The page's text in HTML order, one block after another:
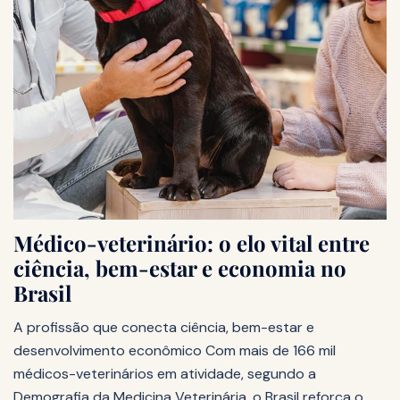
Médico-veterinário: o elo vital entre
ciência, bem-estar e economia no
Brasil
A profissão que conecta ciência, bem-estar e
desenvolvimento econômico Com mais de 166 mil
médicos-veterinários em atividade, segundo a